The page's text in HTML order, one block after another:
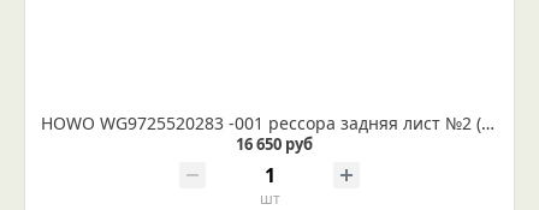
HOWO WG9725520283 -001 рессора задняя лист №2 (IR 29-52-02)
16 650 руб
шт